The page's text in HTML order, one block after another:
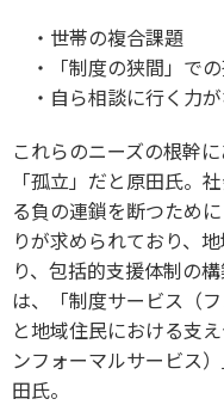
・世帯の複合課題
・「制度の狭間」で
・自ら相談に行く力
これらのニーズの根幹
「孤立」だと原田氏。
る負の連鎖を断つため
りが求められており、
り、包括的支援体制の
は、「制度サービス（
と地域住民における支
ンフォーマルサービス
田氏。